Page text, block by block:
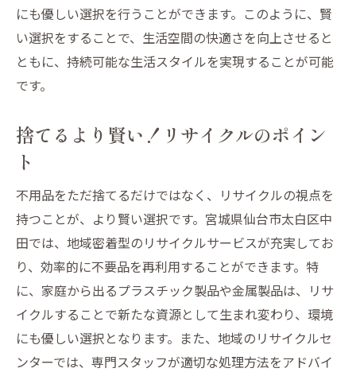
地域密着型サービスで時間と労力を節約
環境に優しい選択不用品の再利用とリサイクル
のポイント
不用品の再利用で得られるエコメリット
環境保護のためにできることを考える
再利用とリサイクルで未来を守る意識
空間の有効活用不用品を賢く手放すためのステ
ップ
空間を有効活用するための整理術
不要品を賢く手放すための心構え
快適な住空間を実現するための手順
にも優しい選択を行うことができます。このように、賢
い選択をすることで、生活空間の快適さを向上させると
ともに、持続可能な生活スタイルを実現することが可能
です。
捨てるより賢い！リサイクルのポイン
ト
不用品をただ捨てるだけではなく、リサイクルの視点を
持つことが、より賢い選択です。宮城県仙台市太白区中
田では、地域密着型のリサイクルサービスが充実してお
り、効率的に不要品を再利用することができます。特
に、家庭から出るプラスチック製品や金属製品は、リサ
イクルすることで新たな資源として生まれ変わり、環境
にも優しい選択となります。また、地域のリサイクルセ
ンターでは、専門スタッフが適切な処理方法をアドバイ